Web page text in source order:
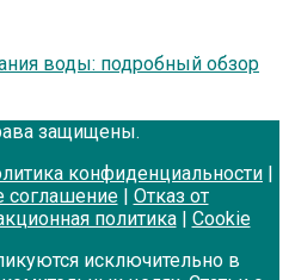
воды: подробный обзор
защищены.
конфиденциальности |
соглашение| Отказ от
политика| Cookie
исключительно в